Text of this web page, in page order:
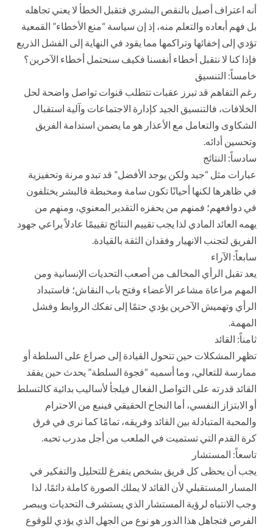
أنه اعتراف أصيل بالنقص البشري فتقبل الخطأ لا يعني تجاهله
بل فهم أبعاده والتعلم منه، إذ إن سياسة “منع الأخطاء” القمعية
تؤدي إلى إخفائها وتراكمها مما يقود في النهاية إلى الفشل الذريع
فإذا كنا لا نتقبل أخطاء أنفسنا فكيف سنحتمل أخطاء الآخرين؟
خامساً: التنسيق
رغم التفاهم قد تبرز عقبات تتطلب قنوات تواصل واضحة لحل
الخلافات، فالتنسيق الجيد كإدارة الاجتماعات وآلية استقبال
الشكاوى والتعامل مع الأعذار هو ما يضمن استدامة الفريق
وتحسين أدائه.
سادساً: النتائج
عبارات مثل “جيد ولكن يوجد الأفضل” قد تبدو مرنة وتحفيزية
في ظاهرها لكنها أحيانًا تكون سامة ومحبطة فالبشر يختلفون
في دوافعهم؛ فمنهم من يحفزه التقدير المعنوي، ومنهم من
يهمه العائد المادي لذا يجب تقييم النتائج تقييمًا عادلاً يراعي جهود
الفريق لتجنب الانهيار وفقدان الثقة بالقيادة.
سابعاً: الآراء
يعد تقبل الرأي المخالف من أصعب التحديات الإنسانية ومن
المهم مراعاة مشاعر الأعضاء وفتح باب النقاش؛ فاستبداد
الرأي وتهميش الآخرين يؤدي حتمًا إلى تفكك الروابط وفشل
المهمة.
ثامناً: القائد
تظهر المشكلات حين تتحول القيادة إلى صراع على السلطة أو
ممارسة للتعالي، وما أسميه “فجوة السلطة” يحدث حين يفقد
القائد قدرته على التواصل الفعال فيلجأ لأساليب بدائية كالتسلط
أو الابتزاز النفسي، أما النجاح الحقيقي فينبع من الاحترام
والمحبة المتبادلة بين القائد وفريقه، تمامًا كما نرى في فرق
كرة القدم التي تستميت في الملعب من أجل مدرب تحبه.
تاسعاً: المستشار
يجب أن يحظى كل فريق بشخص يتفرغ للتحليل والتفكير في
المسار المستقبلي لأن القائد لا يملك الصورة كاملة دائمًا، لذا
وجب الانتباه لرؤية المستشار الذي يستشرف التحديات ويبصر
الفرص فتجاهل هذا الدور هو نوع من الجهل الذي يؤدي للوقوع